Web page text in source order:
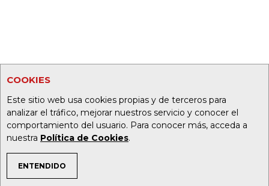
COOKIES
Este sitio web usa cookies propias y de terceros para
analizar el tráfico, mejorar nuestros servicio y conocer el
comportamiento del usuario. Para conocer más, acceda a
nuestra Política de Cookies.
ENTENDIDO
TEMAS DE INTERÉS